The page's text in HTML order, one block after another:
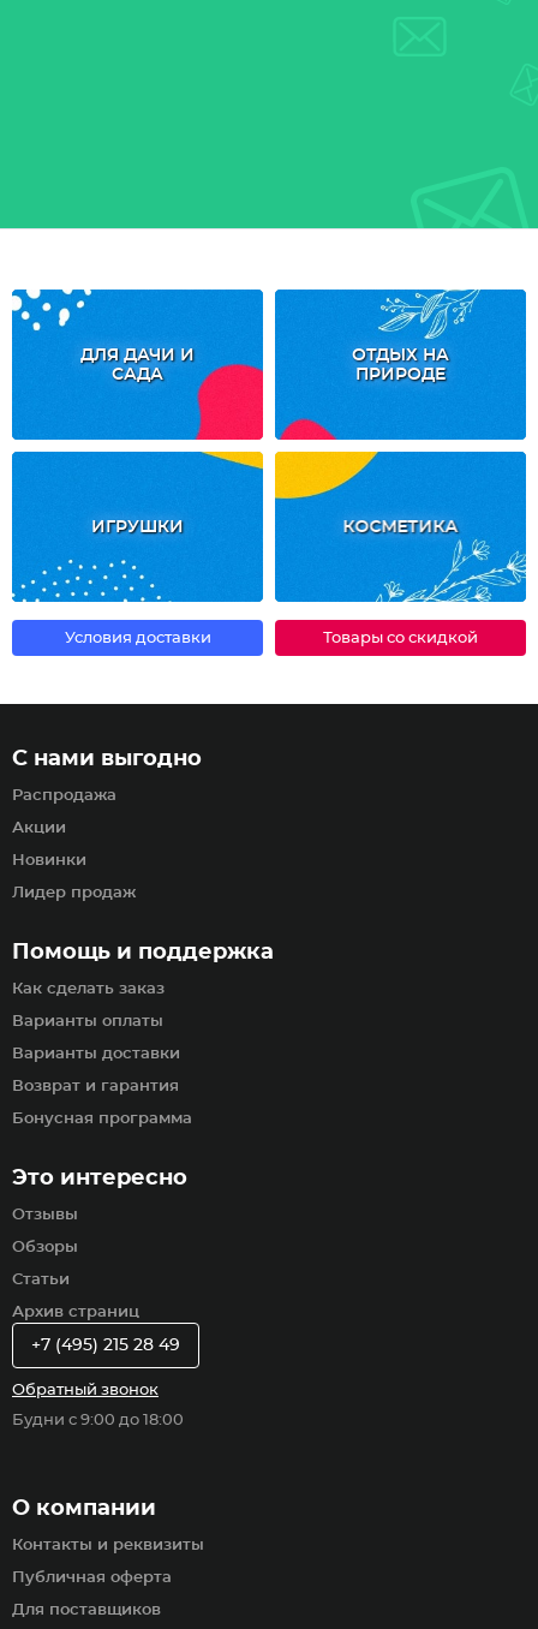
ДЛЯ ДАЧИ И
САДА
ОТДЫХ НА
ПРИРОДЕ
ИГРУШКИ КОСМЕТИКА
Условия доставки Товары со скидкой
Помощь и поддержка
Как сделать заказ
Варианты оплаты
Варианты доставки
Возврат и гарантия
Бонусная программа
С нами выгодно
Распродажа
Акции
Новинки
Лидер продаж
Это интересно
Отзывы
Обзоры
Статьи
Архив страниц
О компании
Контакты и реквизиты
Публичная оферта
Для поставщиков
+7 (495) 215 28 49
Обратный звонок
Будни с 9:00 до 18:00